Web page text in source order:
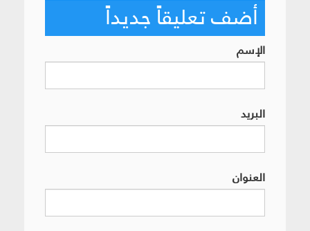
أضف تعليقاً جديداً
الإسم
البريد
العنوان